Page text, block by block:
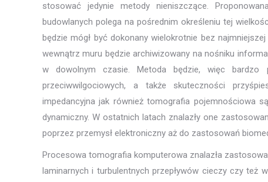
stosować jedynie metody nieniszczące.
budowlanych polega na pośrednim określeniu tej
będzie mógł być dokonany wielokrotnie bez
wewnątrz muru będzie archiwizowany na nośniku
w dowolnym czasie. Metoda będzie, więc bardzo
przeciwwilgociowych, a także skuteczności
impedancyjna jak również tomografia pojemnościowa
dynamiczny. W ostatnich latach znalazły one
poprzez przemysł elektroniczny aż do zastosowań
Procesowa tomografia komputerowa znalazła
laminarnych i turbulentnych przepływów cieczy czy też